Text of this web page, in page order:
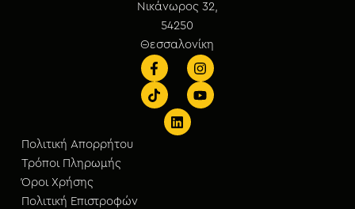
Νικάνωρος 32,
54250
Θεσσαλονίκη
Πολιτική Απορρήτου
Τρόποι Πληρωμής
Όροι Χρήσης
Πολιτική Επιστροφών